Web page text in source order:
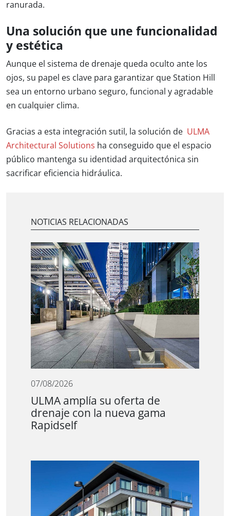
ranurada.
Una solución que une funcionalidad
y estética
Aunque el sistema de drenaje queda oculto ante los
ojos, su papel es clave para garantizar que Station Hill
sea un entorno urbano seguro, funcional y agradable
en cualquier clima.
Gracias a esta integración sutil, la solución de ULMA
Architectural Solutions ha conseguido que el espacio
público mantenga su identidad arquitectónica sin
sacrificar eficiencia hidráulica.
NOTICIAS RELACIONADAS
07/08/2026
ULMA amplía su oferta de
drenaje con la nueva gama
Rapidself